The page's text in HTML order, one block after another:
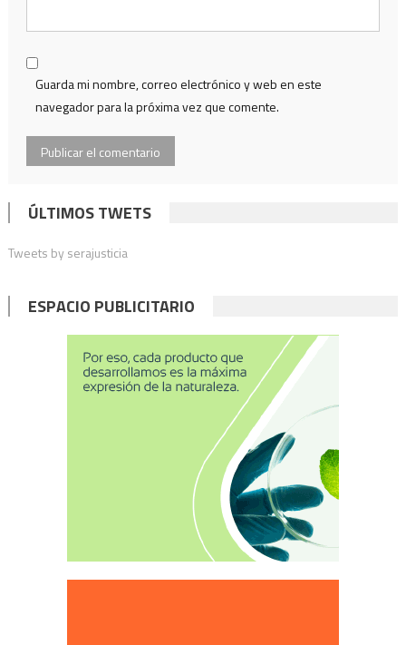
Guarda mi nombre, correo electrónico y web en este
navegador para la próxima vez que comente.
ÚLTIMOS TWETS
Tweets by serajusticia
ESPACIO PUBLICITARIO